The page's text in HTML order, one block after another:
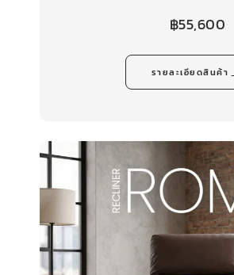
฿55,600
รายละเอียดสินค้า